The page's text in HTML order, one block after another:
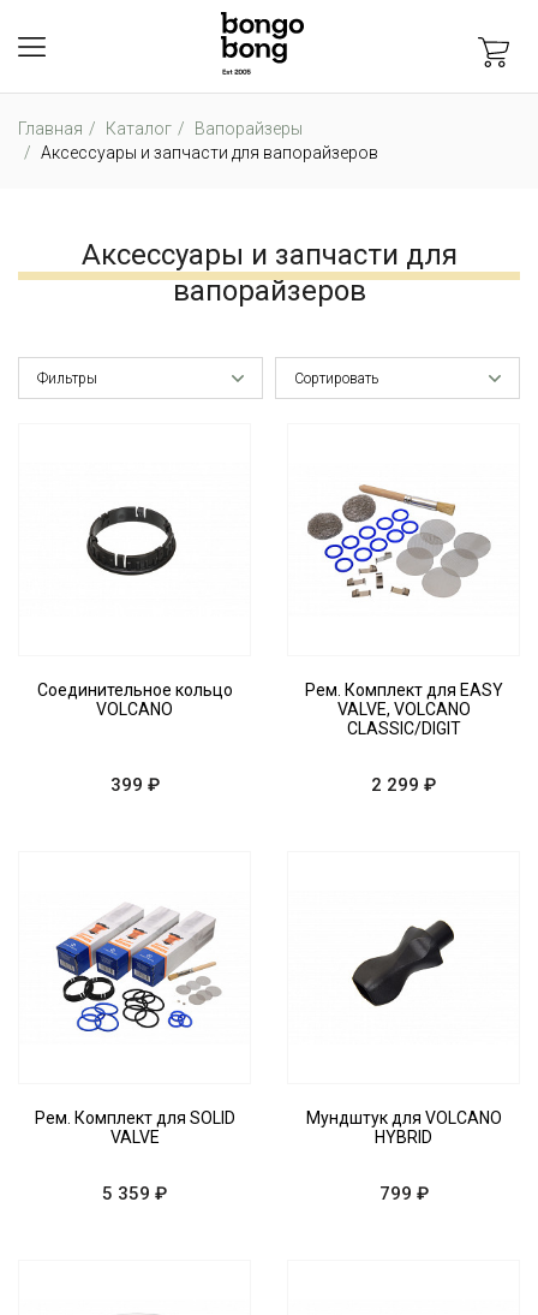
Главная Каталог
Вапорайзеры
Аксессуары и запчасти для вапорайзеров
Аксессуары и запчасти для
вапорайзеров
Фильтры Сортировать
Соединительное кольцо
VOLCANO
399 ₽
Рем. Комплект для EASY
VALVE, VOLCANO
CLASSIC/DIGIT
2 299 ₽
Рем. Комплект для SOLID
VALVE
5 359 ₽
Мундштук для VOLCANO
HYBRID
799 ₽